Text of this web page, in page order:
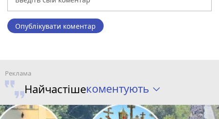
Опублікувати коментар
Найчастішекоментують